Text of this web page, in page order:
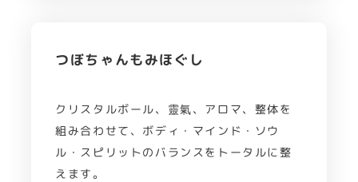
つぼちゃんもみほぐし
クリスタルボール、靈氣、アロマ、整体を
組み合わせて、ボディ・マインド・ソウ
ル・スピリットのバランスをトータルに整
えます。